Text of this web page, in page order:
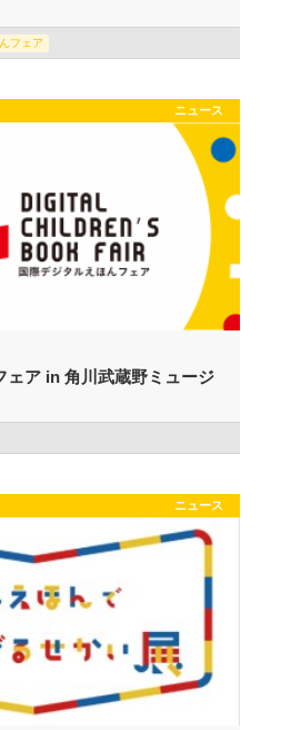
フェア
ニュース
ェア in 角川武蔵野ミュージ
ニュース